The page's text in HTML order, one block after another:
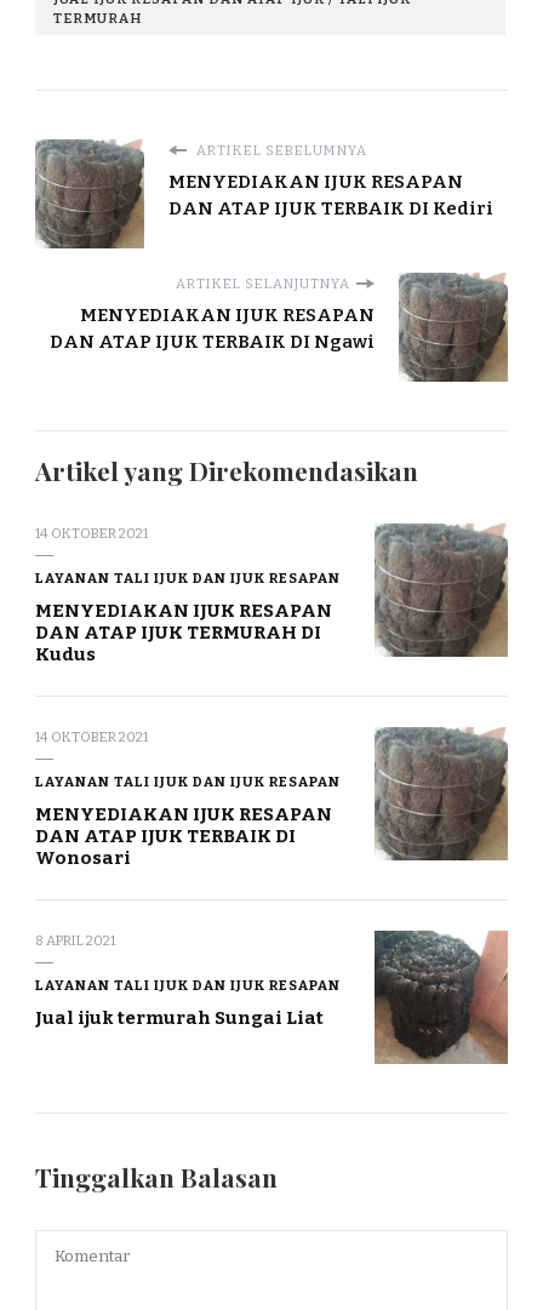
TERMURAH
ARTIKEL SEBELUMNYA
MENYEDIAKAN IJUK RESAPAN
DAN ATAP IJUK TERBAIK DI Kediri
ARTIKEL SELANJUTNYA
MENYEDIAKAN IJUK RESAPAN
DAN ATAP IJUK TERBAIK DI Ngawi
Artikel yang Direkomendasikan
14 OKTOBER 2021
LAYANAN TALI IJUK DAN IJUK RESAPAN
MENYEDIAKAN IJUK RESAPAN
DAN ATAP IJUK TERMURAH DI
Kudus
14 OKTOBER 2021
LAYANAN TALI IJUK DAN IJUK RESAPAN
MENYEDIAKAN IJUK RESAPAN
DAN ATAP IJUK TERBAIK DI
Wonosari
8 APRIL 2021
LAYANAN TALI IJUK DAN IJUK RESAPAN
Jual ijuk termurah Sungai Liat
Tinggalkan Balasan